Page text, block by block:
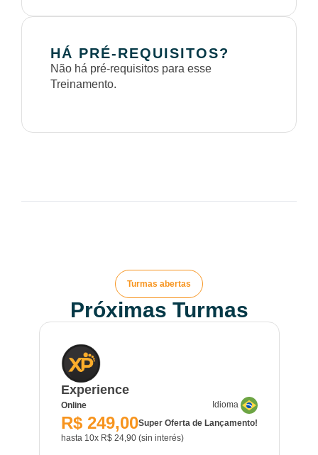
HÁ PRÉ-REQUISITOS?
Não há pré-requisitos para esse
Treinamento.
Turmas abertas
Próximas Turmas
Experience
Online Idioma
R$ 249,00Super Oferta de Lançamento!
hasta 10x R$ 24,90 (sin interés)